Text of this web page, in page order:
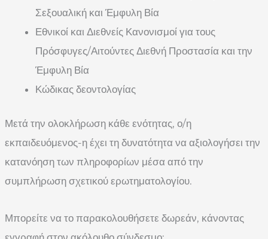
Σεξουαλική και Έμφυλη Βία
Εθνικοί και Διεθνείς Κανονισμοί για τους
Πρόσφυγες/Αιτούντες Διεθνή Προστασία και την
Έμφυλη Βία
Κώδικας δεοντολογίας
Μετά την ολοκλήρωση κάθε ενότητας, ο/η
εκπαιδευόμενος-η έχει τη δυνατότητα να αξιολογήσει την
κατανόηση των πληροφορίων μέσα από την
συμπλήρωση σχετικού ερωτηματολογίου.
Μπορείτε να το παρακολουθήσετε δωρεάν, κάνοντας